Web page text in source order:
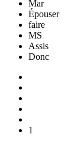
Mar
Épouser
faire
MS
Assis
Donc
1